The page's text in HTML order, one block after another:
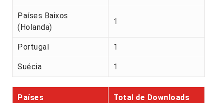
Países Baixos
(Holanda)
1
Portugal 1
Suécia 1
Países Total de Downloads